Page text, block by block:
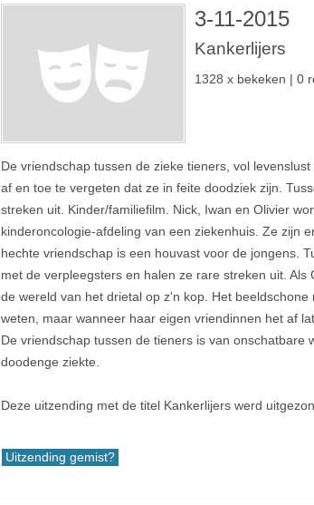
3-11-2015
Kankerlijers
1328 x bekeken | 0
De vriendschap tussen de zieke tieners, vol
af en toe te vergeten dat ze in feite doodziek zijn.
streken uit. Kinder/familiefilm. Nick, Iwan en Olivier
kinderoncologie-afdeling van een ziekenhuis. Ze zijn
hechte vriendschap is een houvast voor de jongens.
met de verpleegsters en halen ze rare streken uit.
de wereld van het drietal op z'n kop. Het
weten, maar wanneer haar eigen vriendinnen het af
De vriendschap tussen de tieners is van onschatbare
doodenge ziekte.
Deze uitzending met de titel Kankerlijers werd
Uitzending gemist?